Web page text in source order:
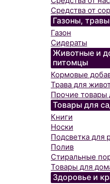
Средства от
Газоны,
Газон
Сидераты
Животные и
питомцы
Кормовые
Трава для
Прочие товары
Товары для
Книги
Носки
Подсветка для
Полив
Стиральные
Товары для
Здоровье и